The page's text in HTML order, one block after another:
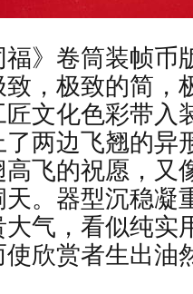
福》卷筒装帧
致，极致的简，
匠文化色彩带入
了两边飞翘的异
高飞的祝愿，又
天。器型沉稳凝
大气，看似纯实
使欣赏者生出油